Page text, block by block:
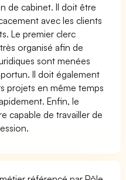
de cabinet. Il doit être
avec les clients
Le premier clerc
organisé afin de
sont menées
Il doit également
projets en même temps
Enfin, le
capable de travailler de